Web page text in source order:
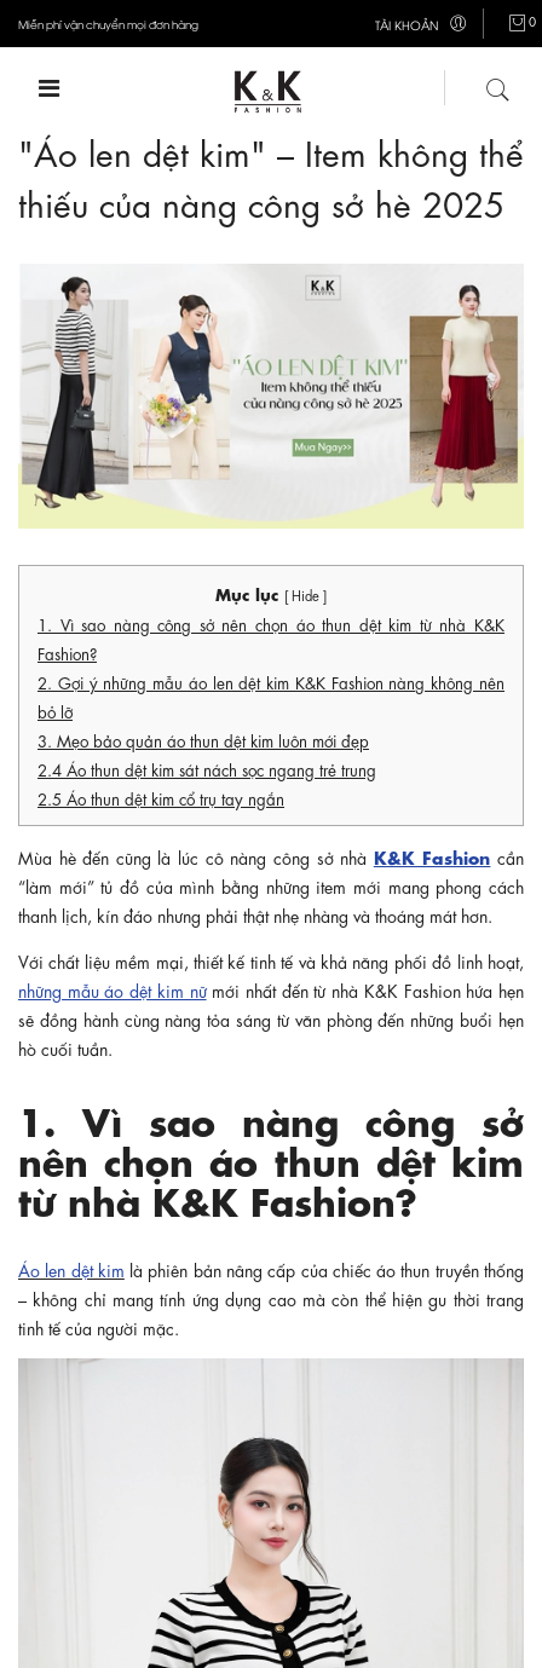
Miễn phí vận chuyển mọi đơn hàng TÀI KHOẢN 0
"Áo len dệt kim" – Item không thể
thiếu của nàng công sở hè 2025
Mục lục [ Hide ]
1. Vì sao nàng công sở nên chọn áo thun dệt kim từ nhà K&K
Fashion?
2. Gợi ý những mẫu áo len dệt kim K&K Fashion nàng không nên
bỏ lỡ
3. Mẹo bảo quản áo thun dệt kim luôn mới đẹp
2.4 Áo thun dệt kim sát nách sọc ngang trẻ trung
2.5 Áo thun dệt kim cổ trụ tay ngắn
Mùa hè đến cũng là lúc cô nàng công sở nhà K&K Fashion cần
“làm mới” tủ đồ của mình bằng những item mới mang phong cách
thanh lịch, kín đáo nhưng phải thật nhẹ nhàng và thoáng mát hơn.
Với chất liệu mềm mại, thiết kế tinh tế và khả năng phối đồ linh hoạt,
những mẫu áo dệt kim nữmới nhất đến từ nhà K&K Fashion hứa hẹn
sẽ đồng hành cùng nàng tỏa sáng từ văn phòng đến những buổi hẹn
hò cuối tuần.
1. Vì sao nàng công sở
nên chọn áo thun dệt kim
từ nhà K&K Fashion?
Áo len dệt kim là phiên bản nâng cấp của chiếc áo thun truyền thống
– không chỉ mang tính ứng dụng cao mà còn thể hiện gu thời trang
tinh tế của người mặc.